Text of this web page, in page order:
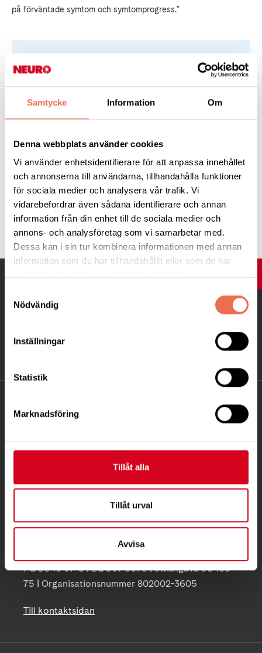
Samtycke Information Om
Denna webbplats använder cookies
Vi använder enhetsidentifierare för att anpassa innehållet
och annonserna till användarna, tillhandahålla funktioner
för sociala medier och analysera vår trafik. Vi
vidarebefordrar även sådana identifierare och annan
information från din enhet till de sociala medier och
annons- och analysföretag som vi samarbetar med.
Dessa kan i sin tur kombinera informationen med annan
information som du har tillhandahållit eller som de har
Nödvändig
Inställningar
Statistik
Marknadsföring
Tillåt alla
Tillåt urval
Avvisa
på förväntade symtom och symtomprogress."
Läs hela referatet
Läkartidningen
Tipsa
08-677 70 10
Postadress:
171 04 Solna
PG 90 10 07-5 | BG 901-0075 | Swishgåva 90 100
75 | Organisationsnummer 802002-3605
Till kontaktsidan